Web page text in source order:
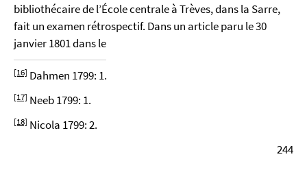
bibliothécaire de l’École centrale à Trèves, dans la Sarre,
fait un examen rétrospectif. Dans un article paru le 30
janvier 1801 dans le
[16] Dahmen 1799: 1.
[17] Neeb 1799: 1.
[18] Nicola 1799: 2.
244